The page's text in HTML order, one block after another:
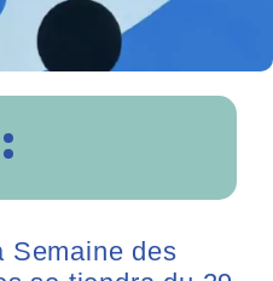
Semaine des